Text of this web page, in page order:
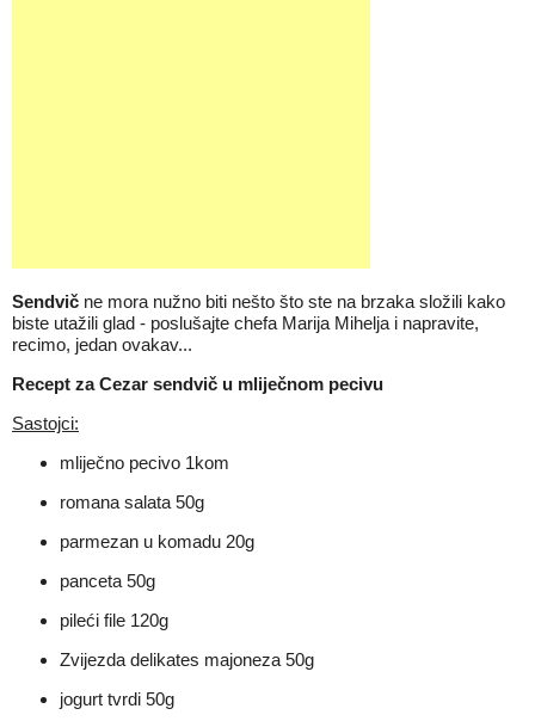
Sendvič ne mora nužno biti nešto što ste na brzaka složili kako
biste utažili glad - poslušajte chefa Marija Mihelja i napravite,
recimo, jedan ovakav...
Recept za Cezar sendvič u mliječnom pecivu
Sastojci:
mliječno pecivo 1kom
romana salata 50g
parmezan u komadu 20g
panceta 50g
pileći file 120g
Zvijezda delikates majoneza 50g
jogurt tvrdi 50g